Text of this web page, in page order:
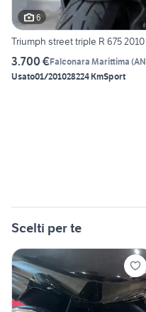
6
Triumph street triple R 675 2010
3.700 €Falconara Marittima (AN
Usato01/201028224 KmSport
Scelti per te